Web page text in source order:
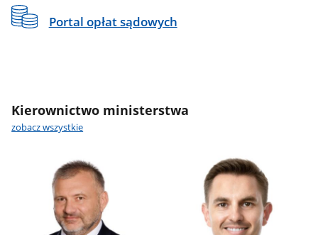
Portal opłat sądowych
Kierownictwo ministerstwa
zobacz wszystkie